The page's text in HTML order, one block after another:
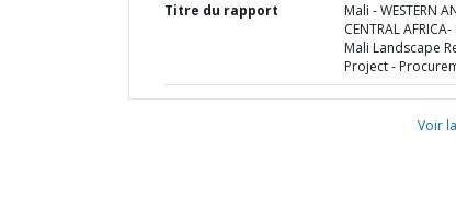
Titre du rapport
Mali - WESTERN
CENTRAL
Mali Landscape
Project -
Voir